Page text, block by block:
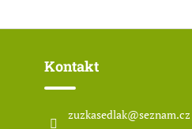
Kontakt
zuzkasedlak@seznam.cz